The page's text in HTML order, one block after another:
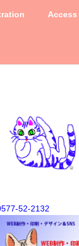
Access
52-2132